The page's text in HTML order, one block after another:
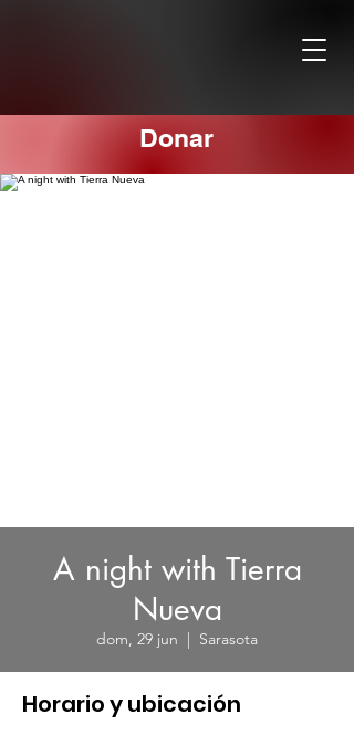
Donar
A night with Tierra
Nueva
dom, 29 jun
  |
Sarasota
Horario y ubicación